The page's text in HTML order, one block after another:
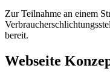
Zur Teilnahme an einem
bereit.
Webseite